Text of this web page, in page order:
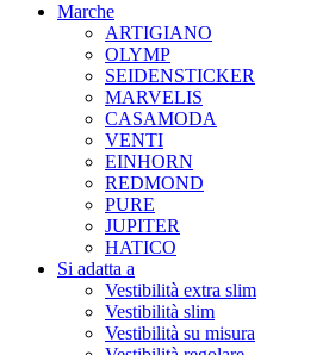
Marche
ARTIGIANO
OLYMP
SEIDENSTICKER
MARVELIS
CASAMODA
VENTI
EINHORN
REDMOND
PURE
JUPITER
HATICO
Si adatta a
Vestibilità extra slim
Vestibilità slim
Vestibilità su misura